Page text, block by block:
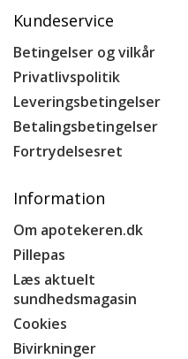
Kundeservice
Betingelser og vilkår
Privatlivspolitik
Leveringsbetingelser
Betalingsbetingelser
Fortrydelsesret
Information
Om apotekeren.dk
Pillepas
Læs aktuelt
sundhedsmagasin
Cookies
Bivirkninger